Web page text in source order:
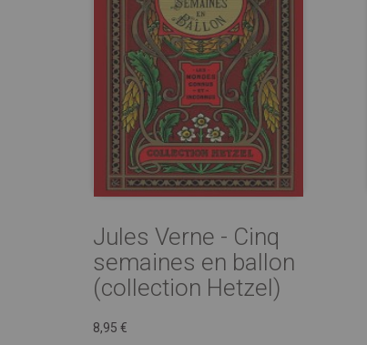
Jules Verne - Cinq
semaines en ballon
(collection Hetzel)
8,95 €